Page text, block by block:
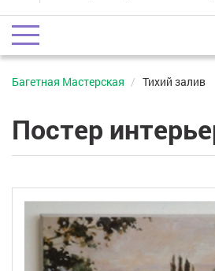
Багетная Мастерская Тихий залив
Постер